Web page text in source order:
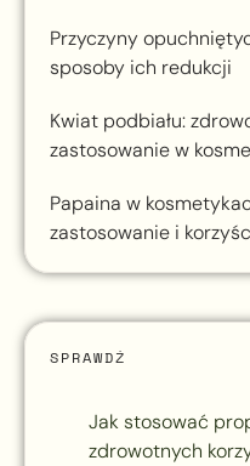
Przyczyny
sposoby ich redukcji
Kwiat podbiału:
zastosowanie w
Papaina w
zastosowanie i
SPRAWDŹ
Jak stosować
zdrowotnych